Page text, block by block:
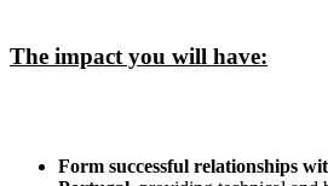
The impact you will have:
Form successful relationships